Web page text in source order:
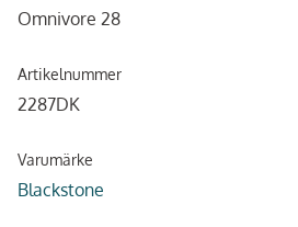
Omnivore 28
Artikelnummer
2287DK
Varumärke
Blackstone